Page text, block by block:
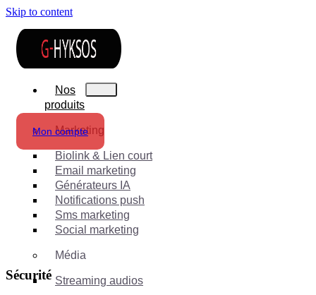
Skip to content
Nos
produits
Marketing
Biolink & Lien court
Email marketing
Générateurs IA
Notifications push
Sms marketing
Social marketing
Média
Streaming audios
Mon compte
Sécurité